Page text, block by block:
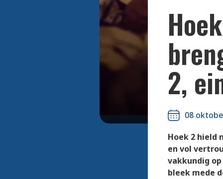
2,
08
Hoek 2 hield
en vol
vakkundig
bleek mede